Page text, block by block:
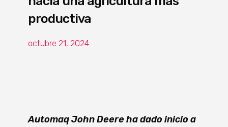
productiva
octubre 21, 2024
Automaq John Deere ha dado inicio a